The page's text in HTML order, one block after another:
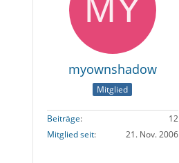
myownshadow
Mitglied
Beiträge
12
Mitglied seit
21. Nov. 2006